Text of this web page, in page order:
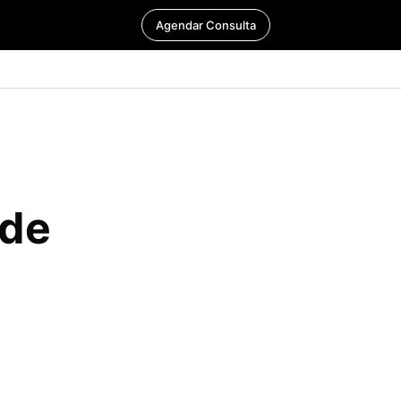
Agendar Consulta